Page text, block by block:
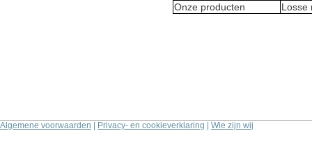
Onze producten
Losse
Algemene voorwaarden Privacy- en cookieverklaring Wie zijn wij